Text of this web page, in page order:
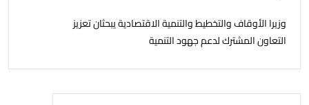
وزيرا الأوقاف والتخطيط والتنمية الاقتصادية يبحثان تعزيز
التعاون المشترك لدعم جهود التنمية